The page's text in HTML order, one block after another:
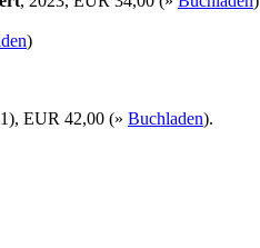
)
EUR 42,00 (» Buchladen).